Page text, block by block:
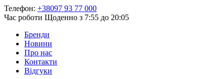
Телефон: +38097 93 77 000
Час роботи Щоденно з 7:55 до 20:05
Бренди
Новини
Про нас
Контакти
Відгуки